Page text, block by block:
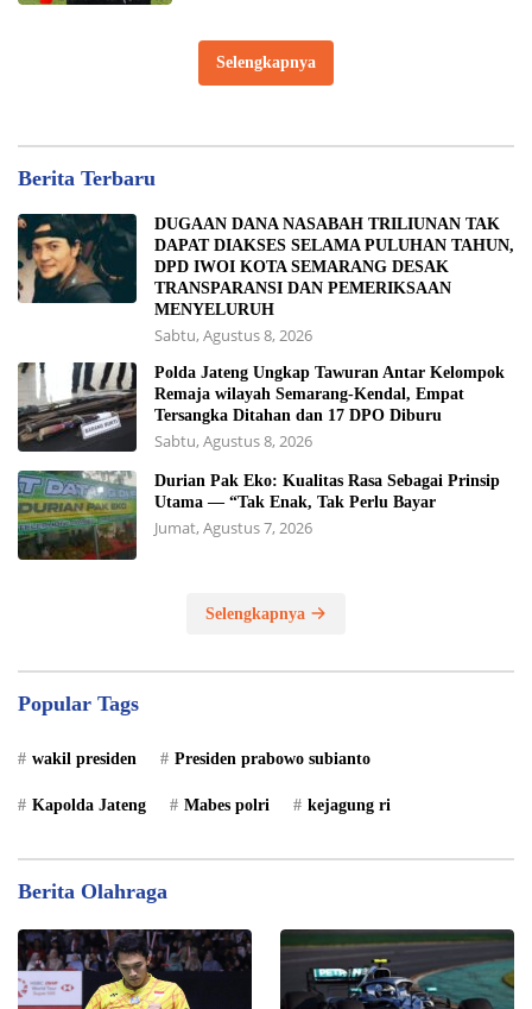
Selengkapnya
Berita Terbaru
DUGAAN DANA NASABAH TRILIUNAN TAK
DAPAT DIAKSES SELAMA PULUHAN TAHUN,
DPD IWOI KOTA SEMARANG DESAK
TRANSPARANSI DAN PEMERIKSAAN
MENYELURUH
Sabtu, Agustus 8, 2026
Polda Jateng Ungkap Tawuran Antar Kelompok
Remaja wilayah Semarang-Kendal, Empat
Tersangka Ditahan dan 17 DPO Diburu
Sabtu, Agustus 8, 2026
Durian Pak Eko: Kualitas Rasa Sebagai Prinsip
Utama — “Tak Enak, Tak Perlu Bayar
Jumat, Agustus 7, 2026
Selengkapnya
Popular Tags
wakil presiden Presiden prabowo subianto
Kapolda Jateng Mabes polri kejagung ri
Berita Olahraga